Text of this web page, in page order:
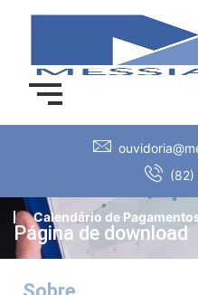
(82)
Calendário de
Página de download